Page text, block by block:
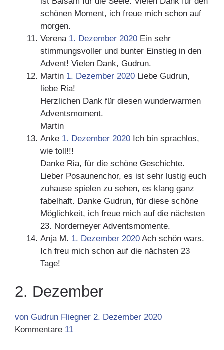
schönen Moment, ich freue mich schon auf
morgen.
Verena 1. Dezember 2020 Ein sehr
stimmungsvoller und bunter Einstieg in den
Advent! Vielen Dank, Gudrun.
Martin 1. Dezember 2020 Liebe Gudrun,
liebe Ria!
Herzlichen Dank für diesen wunderwarmen
Adventsmoment.
Martin
Anke 1. Dezember 2020 Ich bin sprachlos,
wie toll!!!
Danke Ria, für die schöne Geschichte.
Lieber Posaunenchor, es ist sehr lustig euch
zuhause spielen zu sehen, es klang ganz
fabelhaft. Danke Gudrun, für diese schöne
Möglichkeit, ich freue mich auf die nächsten
23. Norderneyer Adventsmomente.
Anja M. 1. Dezember 2020 Ach schön wars.
Ich freu mich schon auf die nächsten 23
Tage!
2. Dezember
von Gudrun Fliegner 2. Dezember 2020
Kommentare 11